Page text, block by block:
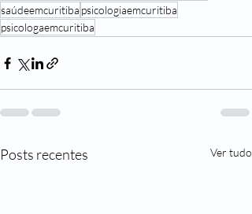
saúdeemcuritiba psicologiaemcuritiba
psicologaemcuritiba
Posts recentes Ver tudo